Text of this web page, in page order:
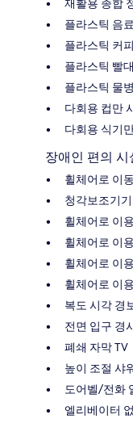
재활용 종합
플라스틱 음
플라스틱 커
플라스틱 빨
플라스틱 물
다회용 컵만
다회용 식기
장애인 편의
휠체어로 이
청각보조기
휠체어로 이
휠체어로 이
휠체어로 이
휠체어로 이
복도 시각 경
전면 입구 경
폐쇄 자막 TV
높이 조절 샤
도어벨/전화
엘리베이터